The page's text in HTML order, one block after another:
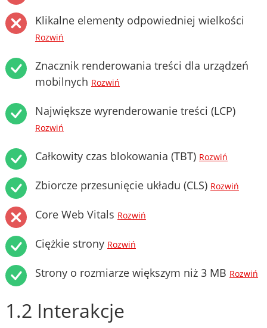
Klikalne elementy odpowiedniej wielkości
Rozwiń
Znacznik renderowania treści dla urządzeń
mobilnych Rozwiń
Największe wyrenderowanie treści (LCP)
Rozwiń
Całkowity czas blokowania (TBT) Rozwiń
Zbiorcze przesunięcie układu (CLS) Rozwiń
Core Web Vitals Rozwiń
Ciężkie strony Rozwiń
Strony o rozmiarze większym niż 3 MB Rozwiń
1.2 Interakcje